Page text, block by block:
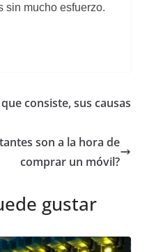
sin mucho esfuerzo.
consiste, sus causas
son a la hora de
comprar un móvil?
gustar